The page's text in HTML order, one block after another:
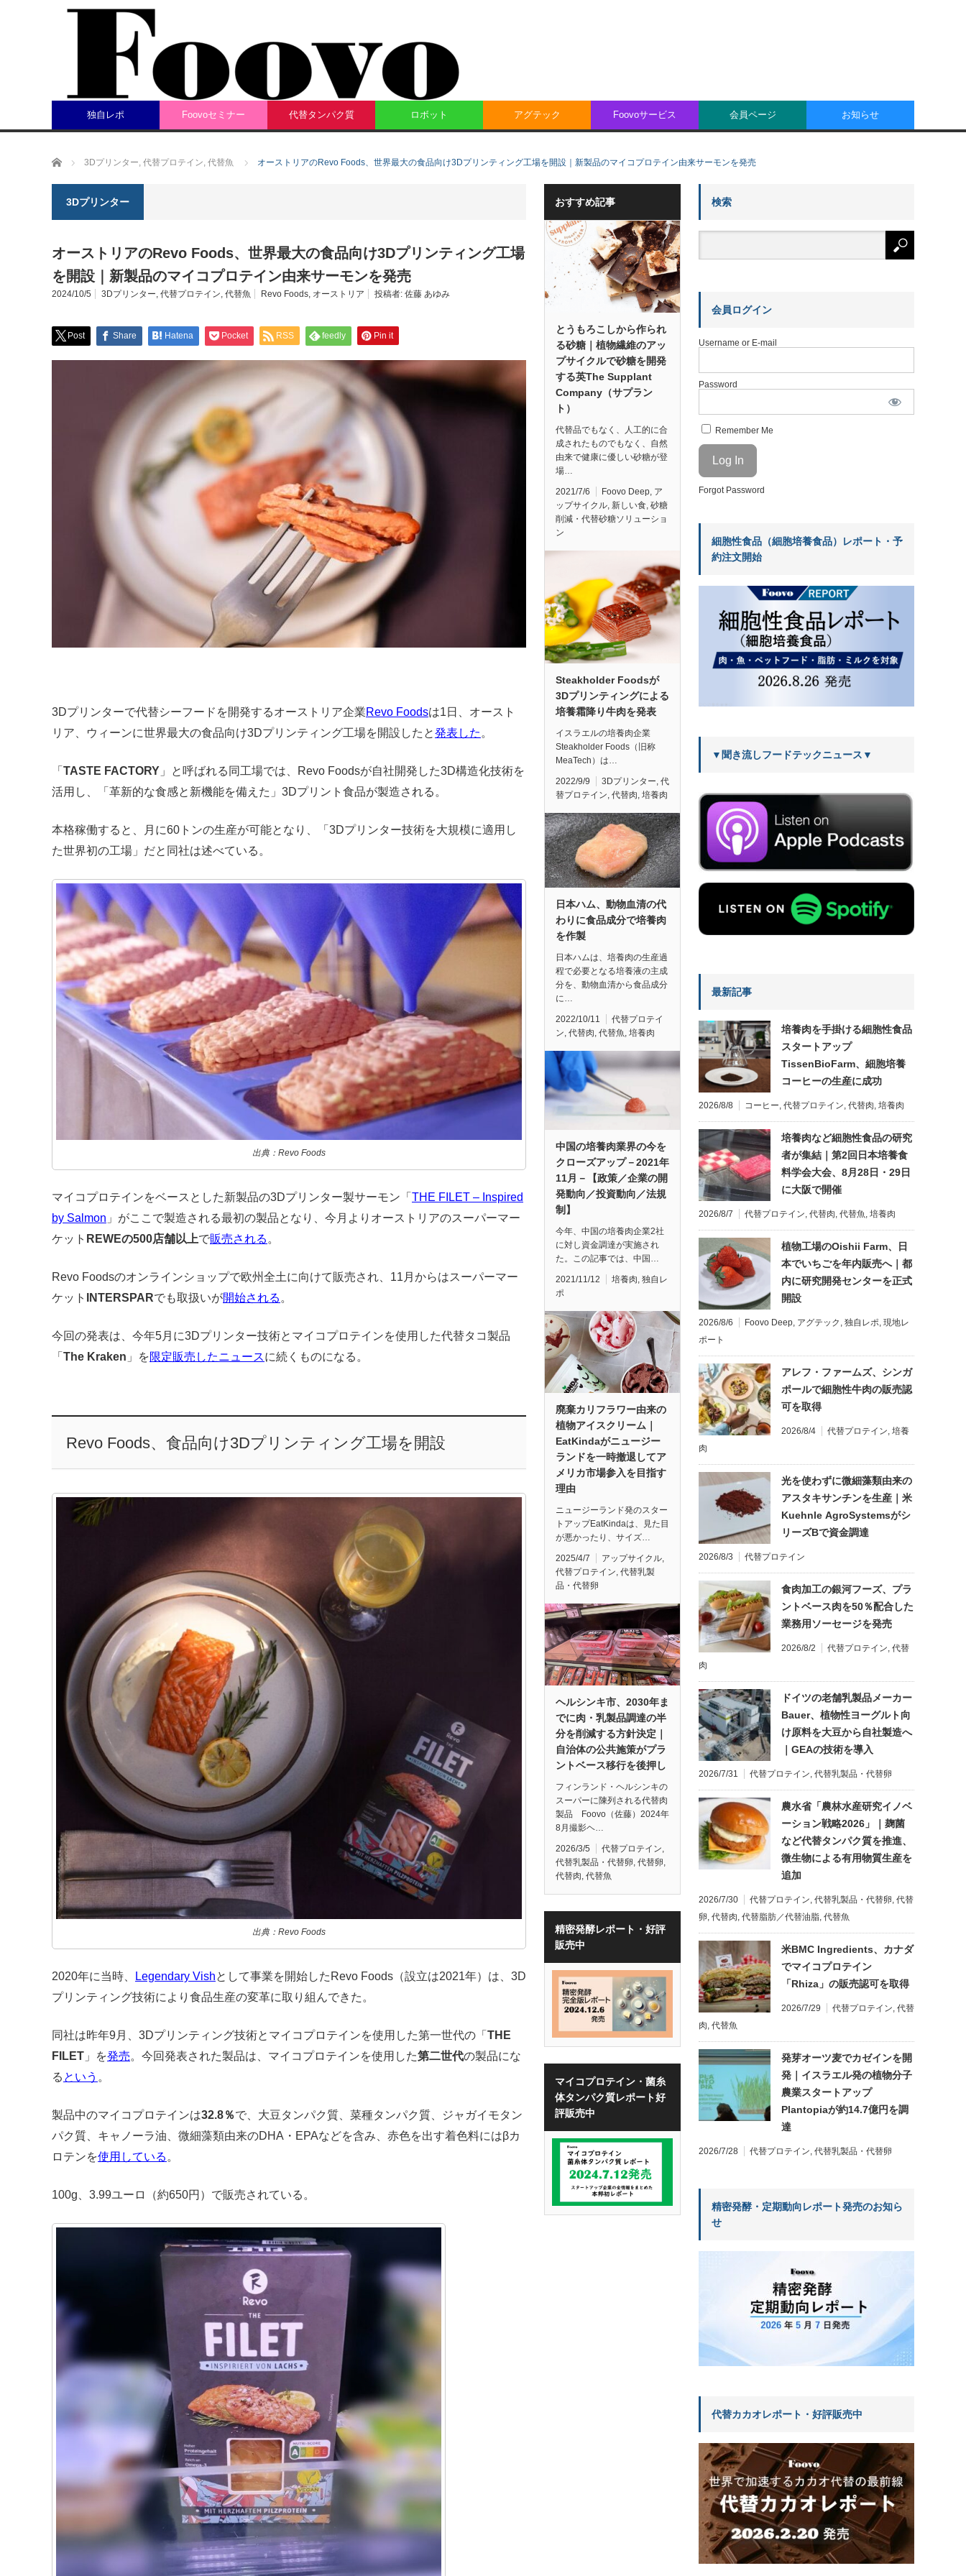
独自レポ Foovoセミナー 代替タンパク質 ロボット アグテック Foovoサービス 会員ページ お知らせ
ホーム 3Dプリンター, 代替プロテイン, 代替魚 オーストリアのRevo Foods、世界最大の食品向け3Dプリンティング工場を開設｜新製品のマイコプロテイン由来サーモンを発売
3Dプリンター
オーストリアのRevo Foods、世界最大の食品向け3Dプリンティング工場
を開設｜新製品のマイコプロテイン由来サーモンを発売
2024/10/5 3Dプリンター, 代替プロテイン, 代替魚 Revo Foods, オーストリア 投稿者: 佐藤 あゆみ
Post Share Hatena Pocket RSS feedly Pin it
3Dプリンターで代替シーフードを開発するオーストリア企業Revo Foodsは1日、オースト
リア、ウィーンに世界最大の食品向け3Dプリンティング工場を開設したと発表した 。
「 TASTE FACTORY 」と呼ばれる同工場では、Revo Foodsが自社開発した3D構造化技術を
活用し、「革新的な食感と新機能を備えた」3Dプリント食品が製造される。
本格稼働すると、月に60トンの生産が可能となり、「3Dプリンター技術を大規模に適用し
た世界初の工場」だと同社は述べている。
出典：Revo Foods
マイコプロテインをベースとした新製品の3Dプリンター製サーモン「 THE FILET – Inspired
by Salmon 」がここで製造される最初の製品となり、今月よりオーストリアのスーパーマー
ケット REWEの500店舗以上で販売される 。
Revo Foodsのオンラインショップで欧州全土に向けて販売され、11月からはスーパーマー
ケット
INTERSPARでも取扱いが開始される 。
今回の発表は、今年5月に3Dプリンター技術とマイコプロテインを使用した代替タコ製品
「 The Kraken 」を限定販売したニュースに続くものになる。
Revo Foods、食品向け3Dプリンティング工場を開設
出典：Revo Foods
2020年に当時、 Legendary Vishとして事業を開始したRevo Foods（設立は2021年）は、3D
プリンティング技術により食品生産の変革に取り組んできた。
同社は昨年9月、3Dプリンティング技術とマイコプロテインを使用した第一世代の「 THE
FILET 」を発売。 今回発表された製品は、マイコプロテインを使用した第二世代の製品にな
る という 。
製品中のマイコプロテインは32.8％で、大豆タンパク質、菜種タンパク質、ジャガイモタン
パク質、キャノーラ油、微細藻類由来のDHA・EPAなどを含み、赤色を出す着色料にはβカ
ロテンを使用している 。
100g、3.99ユーロ（約650円）で販売されている。
おすすめ記事
とうもろこしから作られ
る砂糖｜植物繊維のアッ
プサイクルで砂糖を開発
する英The Supplant
Company（サプラン
ト）
代替品でもなく、人工的に合
成されたものでもなく、自然
由来で健康に優しい砂糖が登
場…
2021/7/6 Foovo Deep, ア
ップサイクル, 新しい食, 砂糖
削減・代替砂糖ソリューショ
ン
Steakholder Foodsが
3Dプリンティングによる
培養霜降り牛肉を発表
イスラエルの培養肉企業
Steakholder Foods（旧称
MeaTech）は…
2022/9/9 3Dプリンター 代
替プロテイン 代替肉 培養肉
日本ハム、動物血清の代
わりに食品成分で培養肉
を作製
日本ハムは、培養肉の生産過
程で必要となる培養液の主成
分を、動物血清から食品成分
に…
2022/10/11
代替プロテイ
ン, 代替肉, 代替魚, 培養肉
中国の培養肉業界の今を
クローズアップ－2021年
11月－【政策／企業の開
発動向／投資動向／法規
制】
今年、中国の培養肉企業2社
に対し資金調達が実施され
た。この記事では、中国…
2021/11/12 培養肉, 独自レ
ポ
廃棄カリフラワー由来の
植物アイスクリーム｜
EatKindaがニュージー
ランドを一時撤退してア
メリカ市場参入を目指す
理由
ニュージーランド発のスター
トアップEatKindaは、見た目
が悪かったり、サイズ…
2025/4/7 アップサイクル
代替プロテイン 代替乳製
品・代替卵
ヘルシンキ市、2030年ま
でに肉・乳製品調達の半
分を削減する方針決定｜
自治体の公共施策がプラ
ントベース移行を後押し
フィンランド・ヘルシンキの
スーパーに陳列される代替肉
製品 Foovo（佐藤）2024年
8月撮影ヘ…
2026/3/5 代替プロテイン
代替乳製品・代替卵 代替卵
代替肉 代替魚
精密発酵レポート・好評
販売中
マイコプロテイン・菌糸
体タンパク質レポート好
評販売中
検索
会員ログイン
Username or E-mail
Password
Remember Me
Forgot Password
細胞性食品（細胞培養食品）レポート・予
約注文開始
▼聞き流しフードテックニュース▼
最新記事
培養肉を手掛ける細胞性食品
スタートアップ
TissenBioFarm、細胞培養
コーヒーの生産に成功
2026/8/8 コーヒー 代替プロテイン 代替肉 培養肉
培養肉など細胞性食品の研究
者が集結｜第2回日本培養食
料学会大会、8月28日・29日
に大阪で開催
2026/8/7 代替プロテイン 代替肉 代替魚 培養肉
植物工場のOishii Farm、日
本でいちごを年内販売へ｜都
内に研究開発センターを正式
開設
2026/8/6 Foovo Deep アグテック 独自レポ 現地レ
ポート
アレフ・ファームズ、シンガ
ポールで細胞性牛肉の販売認
可を取得
2026/8/4 代替プロテイン 培養
肉
光を使わずに微細藻類由来の
アスタキサンチンを生産｜米
Kuehnle AgroSystemsがシ
リーズBで資金調達
2026/8/3 代替プロテイン
食肉加工の銀河フーズ、プラ
ントベース肉を50％配合した
業務用ソーセージを発売
2026/8/2 代替プロテイン 代替
肉
ドイツの老舗乳製品メーカー
Bauer、植物性ヨーグルト向
け原料を大豆から自社製造へ
｜GEAの技術を導入
2026/7/31 代替プロテイン 代替乳製品・代替卵
農水省「農林水産研究イノベ
ーション戦略2026」｜麹菌
など代替タンパク質を推進、
微生物による有用物質生産を
追加
2026/7/30 代替プロテイン 代替乳製品・代替卵 代替
卵 代替肉 代替脂肪／代替油脂 代替魚
米BMC Ingredients、カナダ
でマイコプロテイン
「Rhiza」の販売認可を取得
2026/7/29 代替プロテイン 代替
肉 代替魚
発芽オーツ麦でカゼインを開
発｜イスラエル発の植物分子
農業スタートアップ
Plantopiaが約14.7億円を調
達
2026/7/28 代替プロテイン 代替乳製品・代替卵
精密発酵・定期動向レポート発売のお知ら
せ
代替カカオレポート・好評販売中